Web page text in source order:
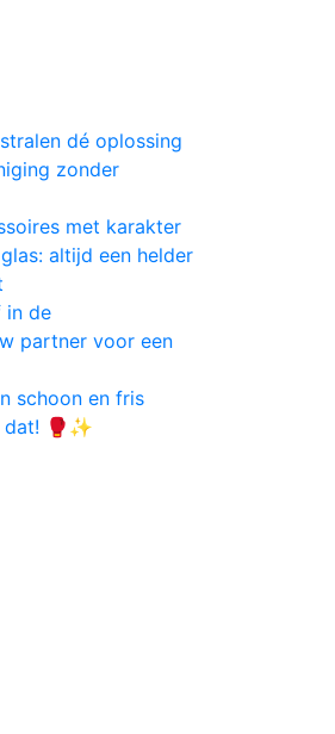
dé oplossing
zonder
met karakter
altijd een helder
in de
partner voor een
schoon en fris
dat! 🥊✨